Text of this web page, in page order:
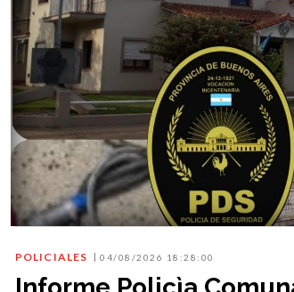
POLICIALES 04/08/2026 18:28:00